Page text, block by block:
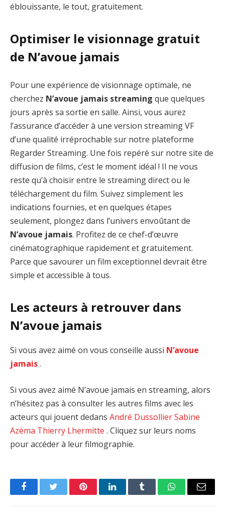
éblouissante, le tout, gratuitement.
Optimiser le visionnage gratuit
de N’avoue jamais
Pour une expérience de visionnage optimale, ne
cherchez N’avoue jamais streaming que quelques
jours après sa sortie en salle. Ainsi, vous aurez
l’assurance d’accéder à une version streaming VF
d’une qualité irréprochable sur notre plateforme
Regarder Streaming. Une fois repéré sur notre site de
diffusion de films, c’est le moment idéal ! Il ne vous
reste qu’à choisir entre le streaming direct ou le
téléchargement du film. Suivez simplement les
indications fournies, et en quelques étapes
seulement, plongez dans l’univers envoûtant de
N’avoue jamais. Profitez de ce chef-d’œuvre
cinématographique rapidement et gratuitement.
Parce que savourer un film exceptionnel devrait être
simple et accessible à tous.
Les acteurs à retrouver dans
N’avoue jamais
Si vous avez aimé on vous conseille aussi N’avoue
jamais.
Si vous avez aimé N’avoue jamais en streaming, alors
n’hésitez pas à consulter les autres films avec les
acteurs qui jouent dedans André DussollierSabine
Azéma Thierry Lhermitte . Cliquez sur leurs noms
pour accéder à leur filmographie.
FacebookTwitter PinterestLinkedInTumblr WhatsAppEmail